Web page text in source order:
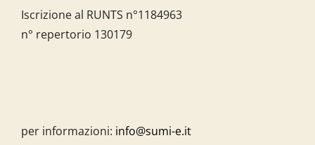
Iscrizione al RUNTS n°1184963
n° repertorio 130179
per informazioni: info@sumi-e.it